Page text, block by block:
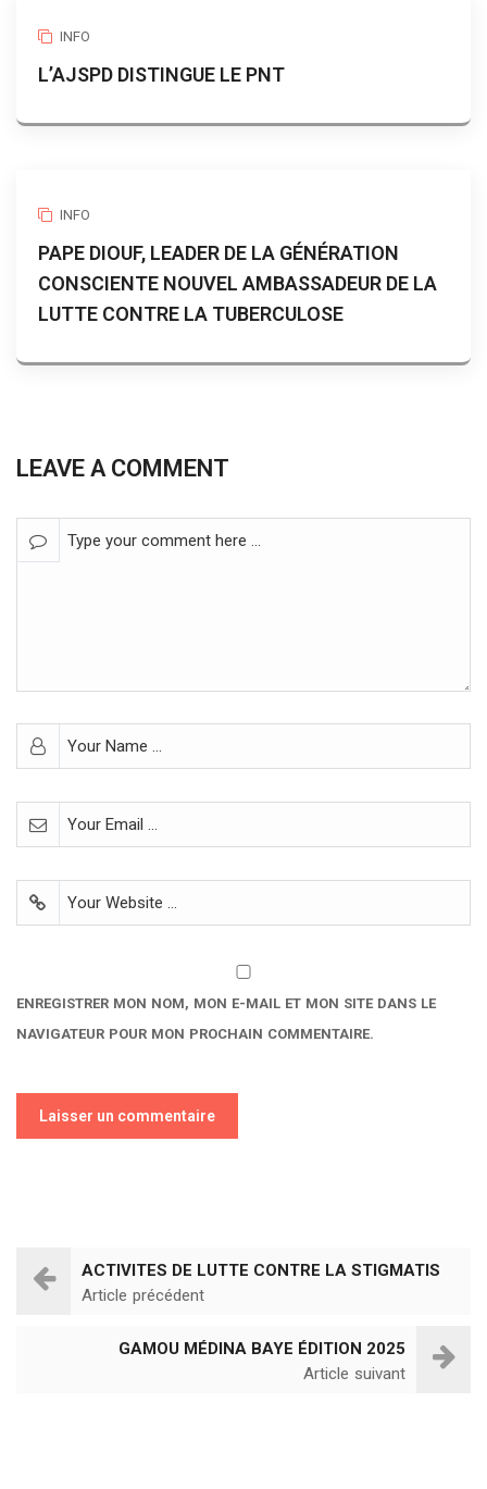
INFO
L’AJSPD DISTINGUE LE PNT
INFO
PAPE DIOUF, LEADER DE LA GÉNÉRATION
CONSCIENTE NOUVEL AMBASSADEUR DE LA
LUTTE CONTRE LA TUBERCULOSE
LEAVE A COMMENT
ENREGISTRER MON NOM, MON E-MAIL ET MON SITE DANS LE
NAVIGATEUR POUR MON PROCHAIN COMMENTAIRE.
ACTIVITES DE LUTTE CONTRE LA STIGMATIS
Article précédent
GAMOU MÉDINA BAYE ÉDITION 2025
Article suivant